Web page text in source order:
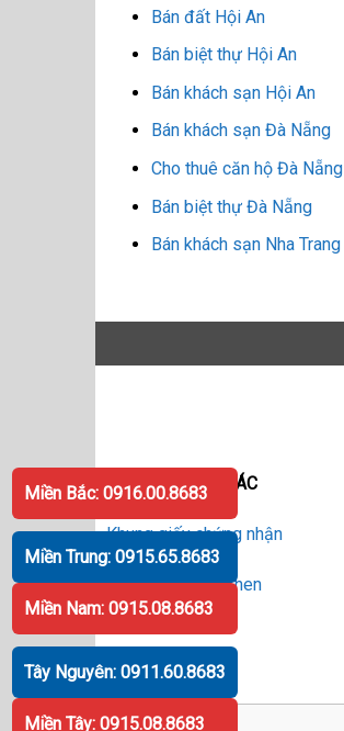
Bán đất Hội An
Bán biệt thự Hội An
Bán khách sạn Hội An
Bán khách sạn Đà Nẵng
Cho thuê căn hộ Đà Nẵng
Bán biệt thự Đà Nẵng
Bán khách sạn Nha Trang
ĐỐI TÁC - HỢP TÁC
Khung giấy chứng nhận
Bán khung giấy khen
Miền Bắc: 0916.00.8683
Miền Trung: 0915.65.8683
Miền Nam: 0915.08.8683
Tây Nguyên: 0911.60.8683
Miền Tây: 0915.08.8683